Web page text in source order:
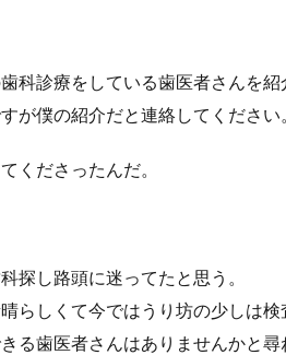
科診療をしている歯医者さんを
が僕の紹介だと連絡してください
くださったんだ。
探し路頭に迷ってたと思う。
らしくて今ではうり坊の少しは検
る歯医者さんはありませんかと